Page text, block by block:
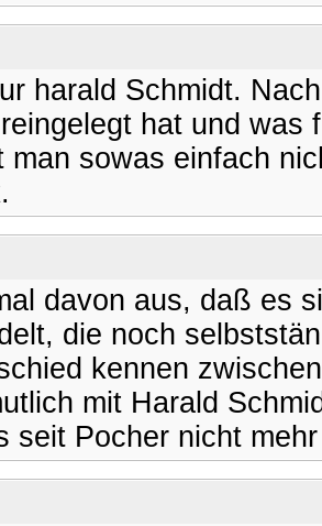
harald Schmidt.
hat und was
man sowas einfach
davon aus, daß es
die noch
kennen
mit Harald
seit Pocher nicht